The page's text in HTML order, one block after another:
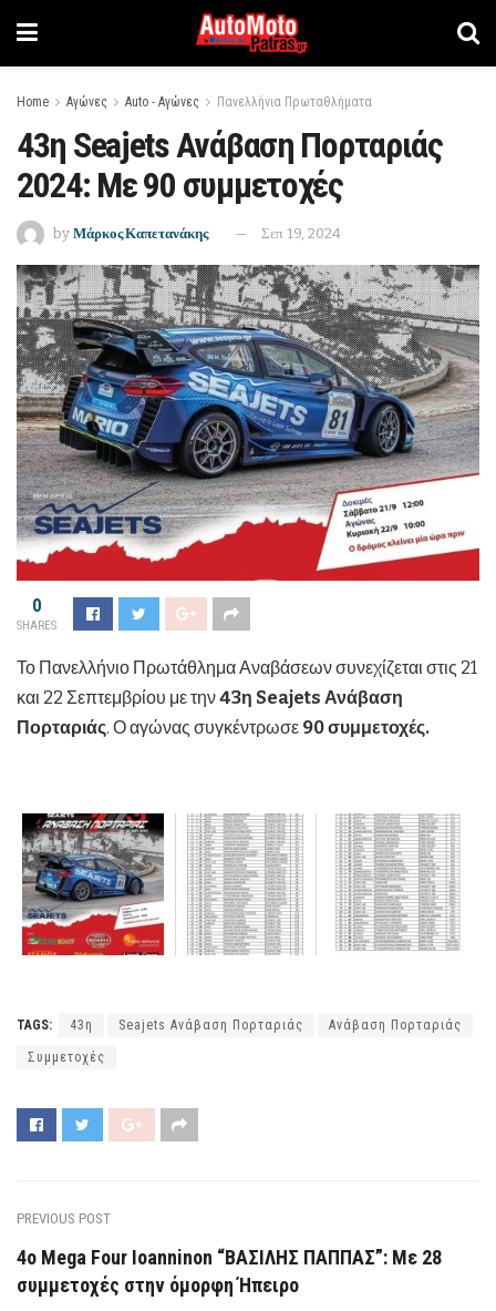
Home Αγώνες Auto - Αγώνες Πανελλήνια Πρωταθλήματα
43η Seajets Ανάβαση Πορταριάς
2024: Με 90 συμμετοχές
by Μάρκος Καπετανάκης Σεπ 19, 2024
0
SHARES
Το Πανελλήνιο Πρωτάθλημα Αναβάσεων συνεχίζεται στις 21
και 22 Σεπτεμβρίου με την43η Seajets Ανάβαση
Πορταριάς. Ο αγώνας συγκέντρωσε 90 συμμετοχές.
TAGS: 43η Seajets Ανάβαση Πορταριάς Ανάβαση Πορταριάς
Συμμετοχές
PREVIOUS POST
4ο Mega Four Ioanninon “ΒΑΣΙΛΗΣ ΠΑΠΠΑΣ”: Με 28
συμμετοχές στην όμορφη Ήπειρο